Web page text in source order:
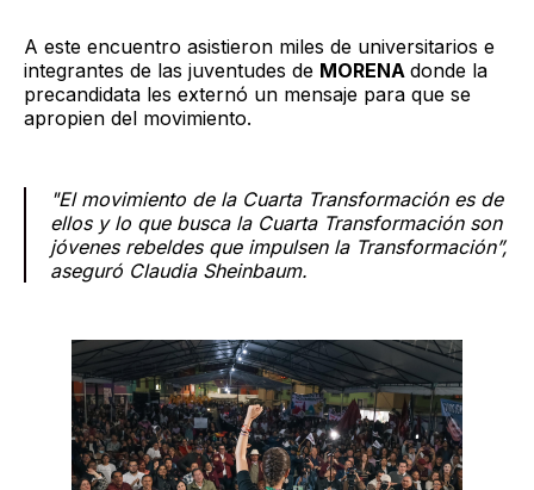
A este encuentro asistieron miles de universitarios e
integrantes de las juventudes de MORENA donde la
precandidata les externó un mensaje para que se
apropien del movimiento.
"El movimiento de la Cuarta Transformación es de
ellos y lo que busca la Cuarta Transformación son
jóvenes rebeldes que impulsen la Transformación”,
aseguró Claudia Sheinbaum.